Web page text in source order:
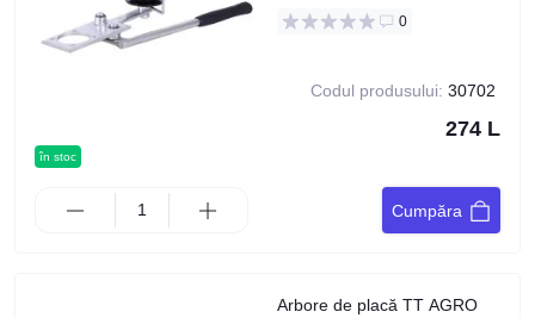
în stoc
0
Codul produsului: 30702
274 L
Cumpăra
Arbore de placă TT AGRO